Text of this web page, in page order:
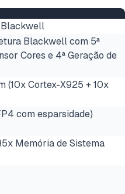
Blackwell
Blackwell com 5ª
Cores e 4ª Geração de
(10x Cortex-X925 + 10x
com esparsidade)
Memória de Sistema